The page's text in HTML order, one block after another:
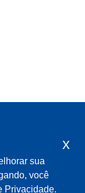
sua
você
Privacidade.
x